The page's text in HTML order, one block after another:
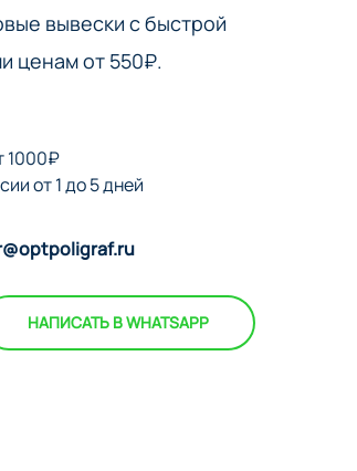
вывески с быстрой
ценам от 550₽.
1000₽
от 1 до 5 дней
НАПИСАТЬ В WHATSAPP